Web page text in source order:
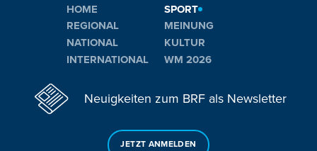
HOME
REGIONAL
NATIONAL
INTERNATIONAL
SPORT
MEINUNG
KULTUR
WM 2026
Neuigkeiten zum BRF als Newsletter
JETZT ANMELDEN